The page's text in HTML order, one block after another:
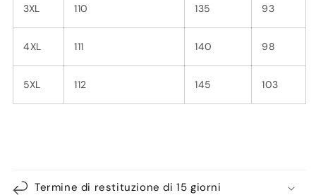
3XL 110 135 93
4XL 111 140 98
5XL 112 145 103
Termine di restituzione di 15 giorni